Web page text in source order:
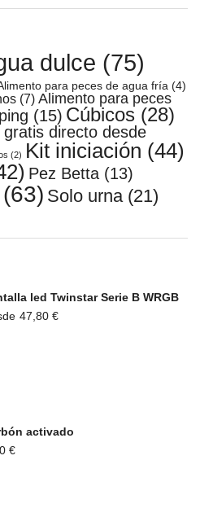
dulce (75)
para peces de agua fría (4)
(7) Alimento para peces
(15) Cúbicos (28)
gratis directo desde
(2) Kit iniciación (44)
Pez Betta (13)
(63) Solo urna(21)
led Twinstar Serie B WRGB
47,80 €
activado
€